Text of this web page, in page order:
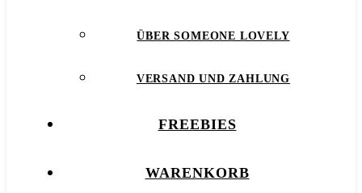
ÜBER SOMEONE LOVELY
VERSAND UND ZAHLUNG
FREEBIES
WARENKORB